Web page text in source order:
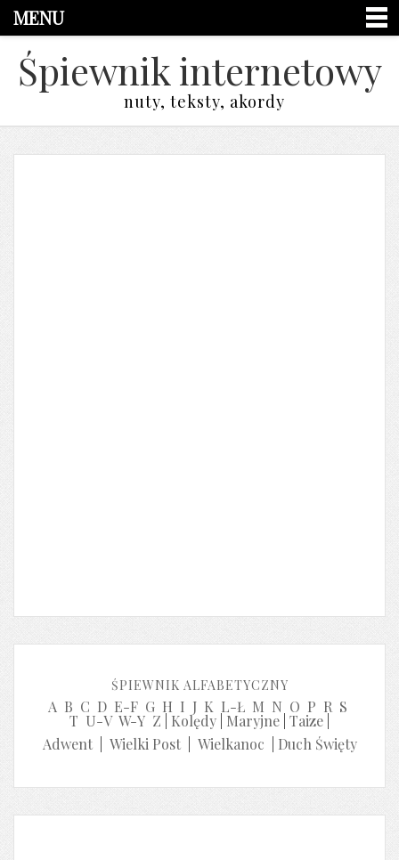
MENU
Śpiewnik internetowy
nuty, teksty, akordy
ŚPIEWNIK ALFABETYCZNY
A B C D E-F G H I J K L-Ł M N O P R S
T U-V W-Y Z Kolędy Maryjne Taize
Adwent| Wielki Post| Wielkanoc Duch Święty